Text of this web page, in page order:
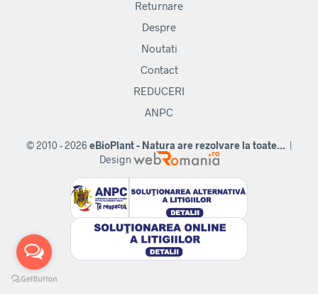
Returnare
Despre
Noutati
Contact
REDUCERI
ANPC
© 2010 - 2026 eBioPlant - Natura are rezolvare la toate... |
Design